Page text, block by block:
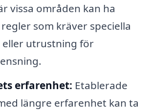
vissa områden kan ha
som kräver speciella
utrustning för
erfarenhet: Etablerade
längre erfarenhet kan ta